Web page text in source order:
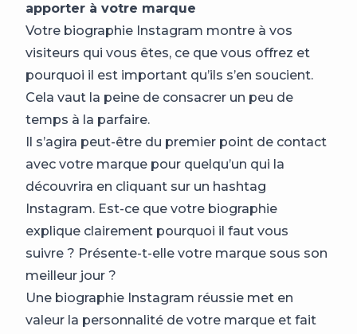
apporter à votre marque
Votre biographie Instagram montre à vos
visiteurs qui vous êtes, ce que vous offrez et
pourquoi il est important qu’ils s’en soucient.
Cela vaut la peine de consacrer un peu de
temps à la parfaire.
Il s’agira peut-être du premier point de contact
avec votre marque pour quelqu’un qui la
découvrira en cliquant sur un hashtag
Instagram. Est-ce que votre biographie
explique clairement pourquoi il faut vous
suivre ? Présente-t-elle votre marque sous son
meilleur jour ?
Une biographie Instagram réussie met en
valeur la personnalité de votre marque et fait